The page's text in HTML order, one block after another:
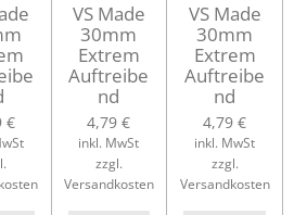
€
VS Made
30mm
Extrem
Auftreibe
nd
4,79 €
inkl. MwSt
zzgl.
Versandkosten
VS Made
30mm
Extrem
Auftreibe
nd
4,79 €
inkl. MwSt
zzgl.
Versandkosten